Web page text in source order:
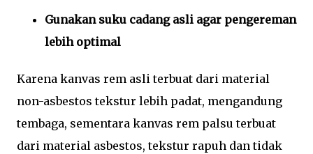
Gunakan suku cadang asli agar pengereman
lebih optimal
Karena kanvas rem asli terbuat dari material
non-asbestos tekstur lebih padat, mengandung
tembaga, sementara kanvas rem palsu terbuat
dari material asbestos, tekstur rapuh dan tidak